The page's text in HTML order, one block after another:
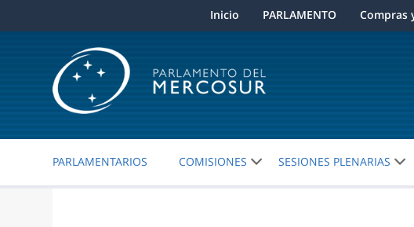
Inicio PARLAMENTO Compras
PARLAMENTARIOS COMISIONES SESIONES PLENARIAS